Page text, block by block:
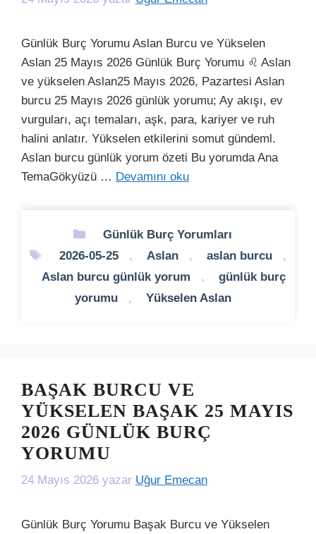
Günlük Burç Yorumu Aslan Burcu ve Yükselen
Aslan 25 Mayıs 2026 Günlük Burç Yorumu ♌ Aslan
ve yükselen Aslan25 Mayıs 2026, Pazartesi Aslan
burcu 25 Mayıs 2026 günlük yorumu; Ay akışı, ev
vurguları, açı temaları, aşk, para, kariyer ve ruh
halini anlatır. Yükselen etkilerini somut gündeml.
Aslan burcu günlük yorum özeti Bu yorumda Ana
TemaGökyüzü … Devamını oku
Kategoriler
Günlük Burç Yorumları
Etiketler
2026-05-25 , Aslan , aslan burcu
,
Aslan burcu günlük yorum
,
günlük burç
yorumu
, Yükselen Aslan
BAŞAK BURCU VE
YÜKSELEN BAŞAK 25 MAYIS
2026 GÜNLÜK BURÇ
YORUMU
24 Mayıs 2026 yazar Uğur Emecan
Günlük Burç Yorumu Başak Burcu ve Yükselen